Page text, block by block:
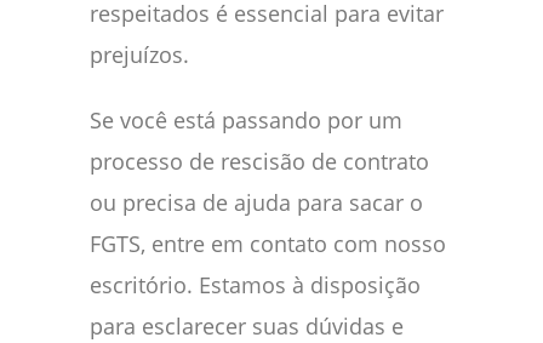
respeitados é essencial para evitar
prejuízos.
Se você está passando por um
processo de rescisão de contrato
ou precisa de ajuda para sacar o
FGTS, entre em contato com nosso
escritório. Estamos à disposição
para esclarecer suas dúvidas e